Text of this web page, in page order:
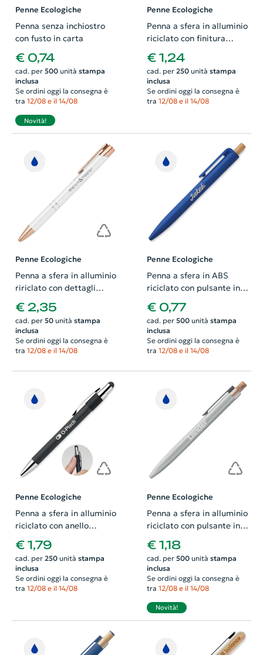
Penne Ecologiche
Penna senza inchiostro
con fusto in carta
€ 0,74
cad. per 500unità stampa
inclusa
Se ordini oggi la consegna è
tra 12/08 e il 14/08
Novità!
Penne Ecologiche
Penna a sfera in alluminio
riciclato con finitura
gommata refill blu
€ 1,24
cad. per 250unità stampa
inclusa
Se ordini oggi la consegna è
tra 12/08 e il 14/08
Penne Ecologiche
Penna a sfera in alluminio
ririclato con dettagli
color oro rosato refill blu
€ 2,35
cad. per 50unità stampa
inclusa
Se ordini oggi la consegna è
tra 12/08 e il 14/08
Penne Ecologiche
Penna a sfera in ABS
riciclato con pulsante in
bambù e refill blu
€ 0,77
cad. per 500unità stampa
inclusa
Se ordini oggi la consegna è
tra 12/08 e il 14/08
Penne Ecologiche
Penna a sfera in alluminio
riciclato con anello
antistress a refill blu
€ 1,79
cad. per 250unità stampa
inclusa
Se ordini oggi la consegna è
tra 12/08 e il 14/08
Penne Ecologiche
Penna a sfera in alluminio
riciclato con pulsante in
sughero e clip in metallo
refill blu
€ 1,18
cad. per 500unità stampa
inclusa
Se ordini oggi la consegna è
tra 12/08 e il 14/08
Novità!